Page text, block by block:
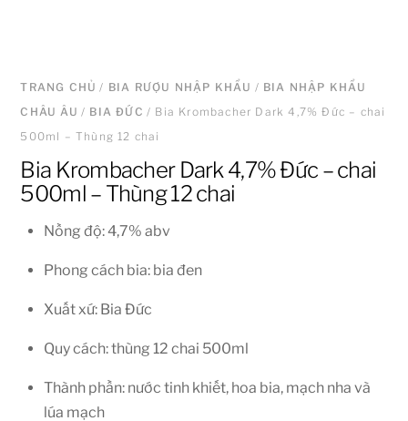
TRANG CHỦ / BIA RƯỢU NHẬP KHẨU / BIA NHẬP KHẨU
CHÂU ÂU / BIA ĐỨC / Bia Krombacher Dark 4,7% Đức – chai
500ml – Thùng 12 chai
Bia Krombacher Dark 4,7% Đức – chai
500ml – Thùng 12 chai
Nồng độ: 4,7% abv
Phong cách bia: bia đen
Xuất xứ: Bia Đức
Quy cách: thùng 12 chai 500ml
Thành phần: nước tinh khiết, hoa bia, mạch nha và
lúa mạch